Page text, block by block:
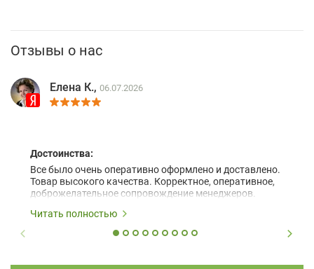
Отзывы о нас
Елена К., 06.07.2026
Достоинства:
Все было очень оперативно оформлено и доставлено.
Товар высокого качества. Корректное, оперативное,
доброжелательное сопровождение менеджеров.
Читать полностью